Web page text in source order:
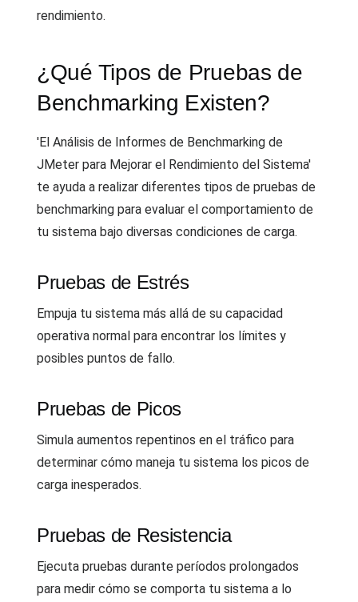
rendimiento.
¿Qué Tipos de Pruebas de
Benchmarking Existen?
'El Análisis de Informes de Benchmarking de
JMeter para Mejorar el Rendimiento del Sistema'
te ayuda a realizar diferentes tipos de pruebas de
benchmarking para evaluar el comportamiento de
tu sistema bajo diversas condiciones de carga.
Pruebas de Estrés
Empuja tu sistema más allá de su capacidad
operativa normal para encontrar los límites y
posibles puntos de fallo.
Pruebas de Picos
Simula aumentos repentinos en el tráfico para
determinar cómo maneja tu sistema los picos de
carga inesperados.
Pruebas de Resistencia
Ejecuta pruebas durante períodos prolongados
para medir cómo se comporta tu sistema a lo